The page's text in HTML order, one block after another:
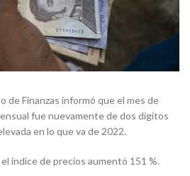
de Finanzas informó que el mes de
fue nuevamente de dos dígitos
en lo que va de 2022.
índice de precios aumentó 151 %.